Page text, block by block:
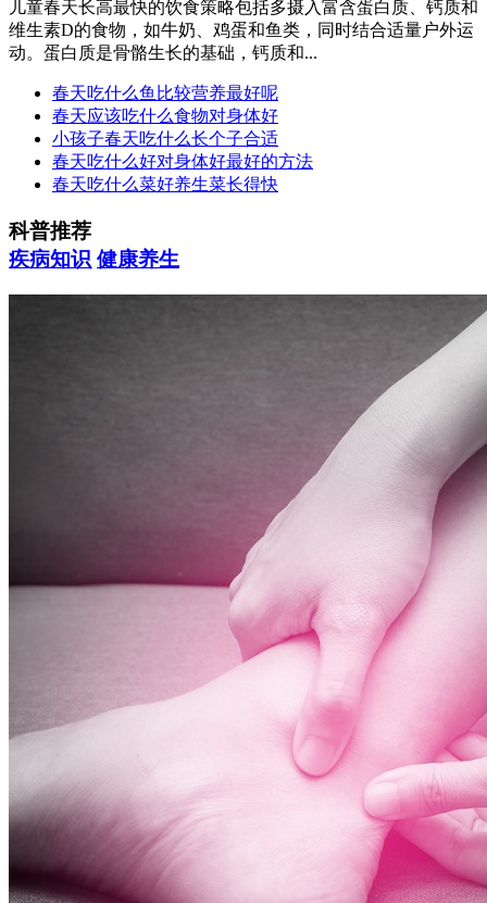
儿童春天长高最快的饮食策略包括多摄入富含蛋白质、钙质和
维生素D的食物，如牛奶、鸡蛋和鱼类，同时结合适量户外运
动。蛋白质是骨骼生长的基础，钙质和...
春天吃什么鱼比较营养最好呢
春天应该吃什么食物对身体好
小孩子春天吃什么长个子合适
春天吃什么好对身体好最好的方法
春天吃什么菜好养生菜长得快
科普推荐
疾病知识 健康养生